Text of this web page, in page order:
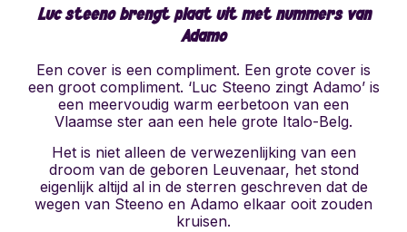
Luc steeno brengt plaat uit met nummers van
Adamo
Een cover is een compliment. Een grote cover is
een groot compliment. ‘Luc Steeno zingt Adamo’ is
een meervoudig warm eerbetoon van een
Vlaamse ster aan een hele grote Italo-Belg.
Het is niet alleen de verwezenlijking van een
droom van de geboren Leuvenaar, het stond
eigenlijk altijd al in de sterren geschreven dat de
wegen van Steeno en Adamo elkaar ooit zouden
kruisen.